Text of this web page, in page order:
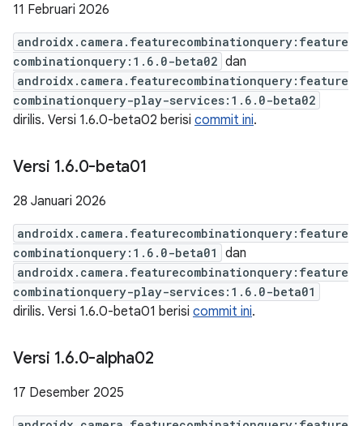
11 Februari 2026
androidx.camera.featurecombinationquery:feature
combinationquery:1.6.0-beta02 dan
androidx.camera.featurecombinationquery:feature
combinationquery-play-services:1.6.0-beta02
dirilis. Versi 1.6.0-beta02 berisi commit ini.
Versi 1.6.0-beta01
28 Januari 2026
androidx.camera.featurecombinationquery:feature
combinationquery:1.6.0-beta01
dan
androidx.camera.featurecombinationquery:feature
combinationquery-play-services:1.6.0-beta01
dirilis. Versi 1.6.0-beta01 berisi commit ini.
Versi 1.6.0-alpha02
17 Desember 2025